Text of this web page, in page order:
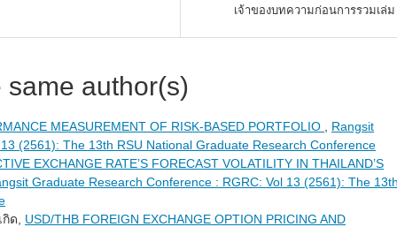
เจ้าของบทความก่อนการรวมเล่ม
author(s)
MEASUREMENT OF RISK-BASED PORTFOLIO
Rangsit
(2561): The 13th RSU National Graduate Research Conference
EXCHANGE RATE’S FORECAST VOLATILITY IN THAILAND’S
Graduate Research Conference : RGRC: Vol 13 (2561): The
ด, USD/THB FOREIGN EXCHANGE OPTION PRICING AND